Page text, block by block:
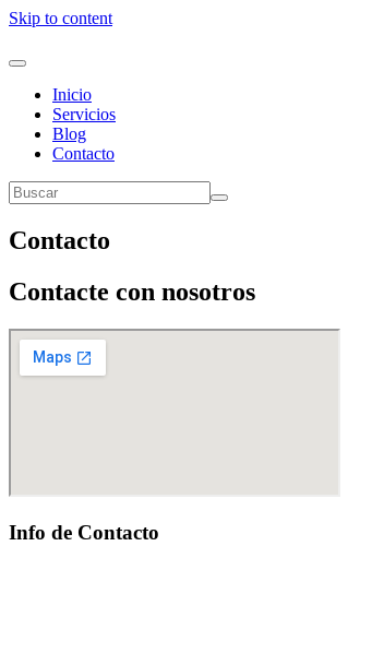
Skip to content
Inicio
Servicios
Blog
Contacto
Contacto
Contacte con nosotros
Info de Contacto